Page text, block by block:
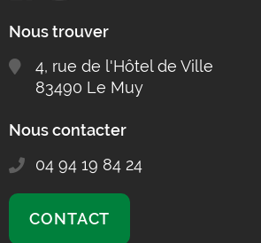
Nous trouver
4, rue de l'Hôtel de Ville
83490 Le Muy
Nous contacter
04 94 19 84 24
CONTACT